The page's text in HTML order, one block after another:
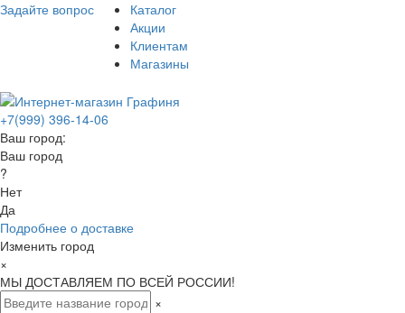
Задайте вопрос
Каталог
Акции
Клиентам
Магазины
+7(999) 396-14-06
Ваш город:
Ваш город
?
Нет
Да
Подробнее о доставке
Изменить город
×
МЫ ДОСТАВЛЯЕМ ПО ВСЕЙ РОССИИ!
×